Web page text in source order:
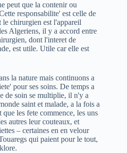
peut que la contenir ou
responsabilite' est celle de
chirurgien est l'appareil
Algeriens, il y a accord entre
dont l'interet de
est utile. Utile car elle est
la nature mais continuons a
pour ses soins. De temps a
de soin se multiplie, il n'y a
saint et malade, a la fois a
les fete commence, les uns
autres leur couteaux, et
– certaines en en velour
qui paient pour le tout,